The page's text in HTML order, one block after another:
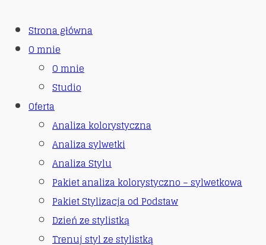
Strona główna
O mnie
O mnie
Studio
Oferta
Analiza kolorystyczna
Analiza sylwetki
Analiza Stylu
Pakiet analiza kolorystyczno – sylwetkowa
Pakiet Stylizacja od Podstaw
Dzień ze stylistką
Trenuj styl ze stylistką